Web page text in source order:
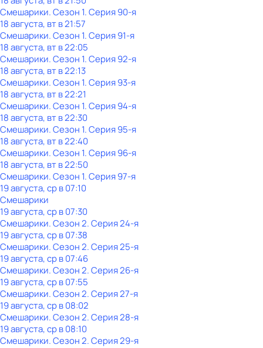
Смешарики. Сезон 1. Серия 90-я
18 августа, вт в 21:57
Смешарики. Сезон 1. Серия 91-я
18 августа, вт в 22:05
Смешарики. Сезон 1. Серия 92-я
18 августа, вт в 22:13
Смешарики. Сезон 1. Серия 93-я
18 августа, вт в 22:21
Смешарики. Сезон 1. Серия 94-я
18 августа, вт в 22:30
Смешарики. Сезон 1. Серия 95-я
18 августа, вт в 22:40
Смешарики. Сезон 1. Серия 96-я
18 августа, вт в 22:50
Смешарики. Сезон 1. Серия 97-я
19 августа, ср в 07:10
Смешарики
19 августа, ср в 07:30
Смешарики. Сезон 2. Серия 24-я
19 августа, ср в 07:38
Смешарики. Сезон 2. Серия 25-я
19 августа, ср в 07:46
Смешарики. Сезон 2. Серия 26-я
19 августа, ср в 07:55
Смешарики. Сезон 2. Серия 27-я
19 августа, ср в 08:02
Смешарики. Сезон 2. Серия 28-я
19 августа, ср в 08:10
Смешарики. Сезон 2. Серия 29-я